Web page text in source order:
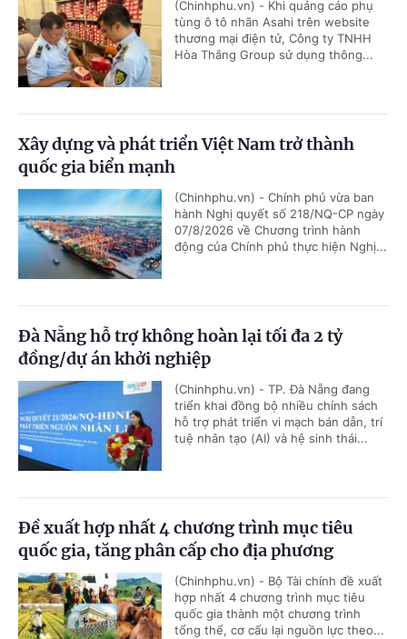
(Chinhphu.vn) - Khi quảng cáo phụ
tùng ô tô nhãn Asahi trên website
thương mại điện tử, Công ty TNHH
Hòa Thắng Group sử dụng thông...
Xây dựng và phát triển Việt Nam trở thành
quốc gia biển mạnh
(Chinhphu.vn) - Chính phủ vừa ban
hành Nghị quyết số 218/NQ-CP ngày
07/8/2026 về Chương trình hành
động của Chính phủ thực hiện Nghị...
Đà Nẵng hỗ trợ không hoàn lại tối đa 2 tỷ
đồng/dự án khởi nghiệp
(Chinhphu.vn) - TP. Đà Nẵng đang
triển khai đồng bộ nhiều chính sách
hỗ trợ phát triển vi mạch bán dẫn, trí
tuệ nhân tạo (AI) và hệ sinh thái...
Đề xuất hợp nhất 4 chương trình mục tiêu
quốc gia, tăng phân cấp cho địa phương
(Chinhphu.vn) - Bộ Tài chính đề xuất
hợp nhất 4 chương trình mục tiêu
quốc gia thành một chương trình
tổng thể, cơ cấu lại nguồn lực theo...